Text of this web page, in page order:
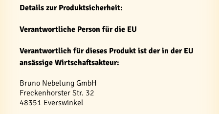
Details zur Produktsicherheit:
Verantwortliche Person für die EU
Verantwortlich für dieses Produkt ist der in der EU
ansässige Wirtschaftsakteur:
Bruno Nebelung GmbH
Freckenhorster Str. 32
48351 Everswinkel